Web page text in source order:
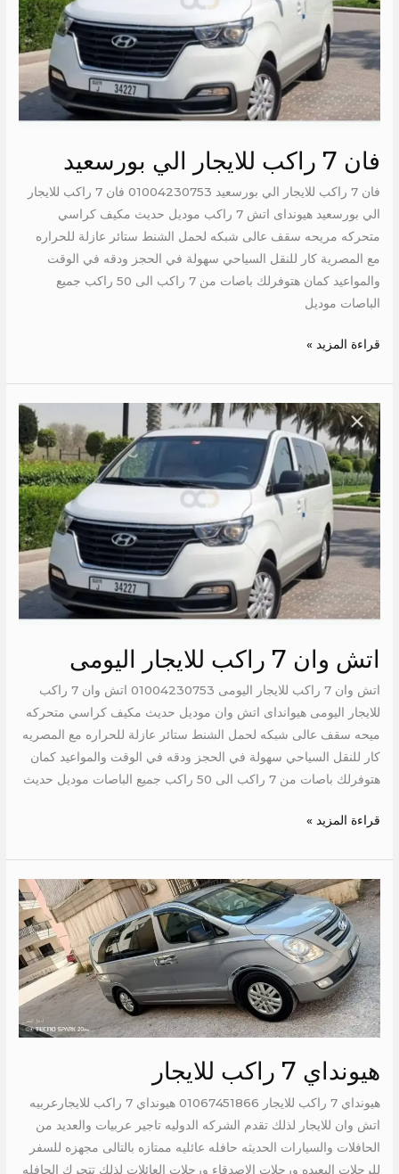
فان 7 راكب للايجار الي بورسعيد
فان 7 راكب للايجار الي بورسعيد 01004230753 فان 7 راكب للايجار
الي بورسعيد هيونداى اتش 7 راكب موديل حديث مكيف كراسي
متحركه مريحه سقف عالى شبكه لحمل الشنط ستائر عازلة للحراره
مع المصرية كار للنقل السياحي سهولة في الحجز ودقه في الوقت
والمواعيد كمان هتوفرلك باصات من 7 راكب الى 50 راكب جميع
الباصات موديل
الي
قراءة المزيد »
اتش وان 7 راكب للايجار اليومى
اتش وان 7 راكب للايجار اليومى 01004230753 اتش وان 7 راكب
للايجار اليومى هيوانداى اتش وان موديل حديث مكيف كراسي متحركه
ميحه سقف عالى شبكه لحمل الشنط ستائر عازلة للحراره مع المصريه
كار للنقل السياحي سهولة في الحجز ودقه في الوقت والمواعيد كمان
هتوفرلك باصات من 7 راكب الى 50 راكب جميع الباصات موديل حديث
اتش
وان
7
راكب
للايجار
قراءة المزيد »
هيونداي 7 راكب للايجار
هيونداي 7 راكب للايجار 01067451866 هيونداي 7 راكب للايجارعربيه
اتش وان للايجار لذلك تقدم الشركه الدوليه تاجير عربيات والعديد من
الحافلات والسيارات الحديثه حافله عائليه ممتازه بالتالى مجهزه للسفر
للرحلات البعيده ورحلات الاصدقاء ورحلات العائلات لذلك تتحرك الحافله
هيونداي
7
راكب
للايجار